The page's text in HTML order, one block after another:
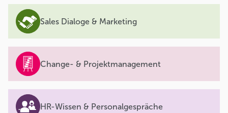
Sales Dialoge & Marketing
Change- & Projektmanagement
HR-Wissen & Personalgespräche